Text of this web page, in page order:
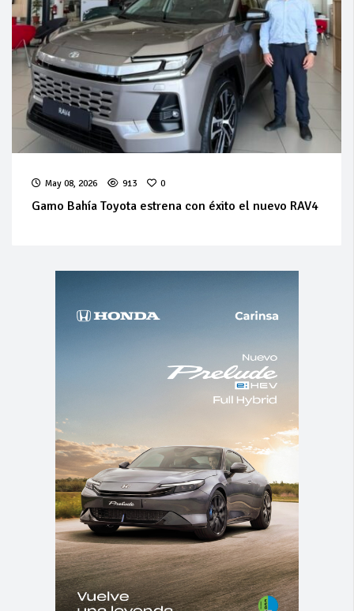
May 08, 2026 913 0
Gamo Bahía Toyota estrena con éxito el nuevo RAV4